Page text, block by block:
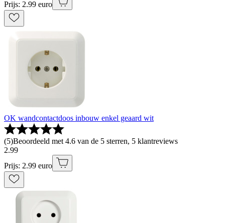
Prijs: 2.99 euro
OK wandcontactdoos inbouw enkel geaard wit
(5)Beoordeeld met 4.6 van de 5 sterren, 5 klantreviews
2.99
Prijs: 2.99 euro